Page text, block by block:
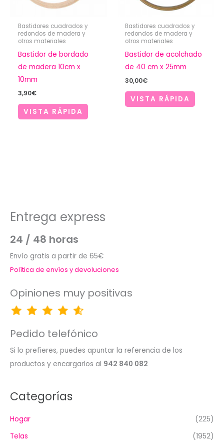
Bastidores cuadrados y
redondos de madera y
otros materiales
Bastidor de bordado
de madera 10cm x
10mm
3,90€
VISTA RÁPIDA
Bastidores cuadrados y
redondos de madera y
otros materiales
Bastidor de acolchado
de 40 cm x 25mm
30,00€
VISTA RÁPIDA
Entrega express
24 / 48 horas
Envío gratis a partir de 65€
Política de envíos y devoluciones
Opiniones muy positivas
Pedido telefónico
Si lo prefieres, puedes apuntar la referencia de los
productos y encargarlos al 942 840 082
Categorías
Hogar
(225)
Telas
(1952)